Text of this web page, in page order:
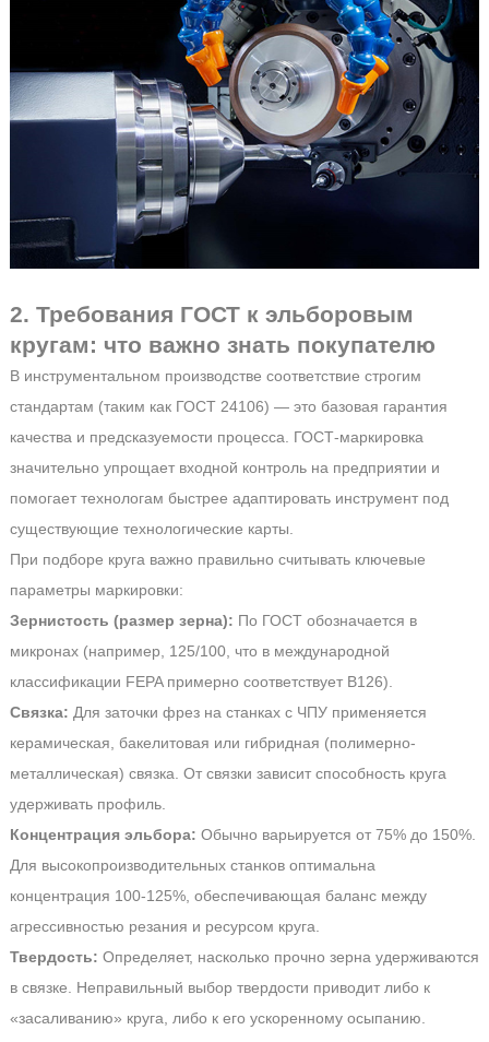
2. Требования ГОСТ к эльборовым
кругам: что важно знать покупателю
В инструментальном производстве соответствие строгим
стандартам (таким как ГОСТ 24106) — это базовая гарантия
качества и предсказуемости процесса. ГОСТ-маркировка
значительно упрощает входной контроль на предприятии и
помогает технологам быстрее адаптировать инструмент под
существующие технологические карты.
При подборе круга важно правильно считывать ключевые
параметры маркировки:
Зернистость (размер зерна): По ГОСТ обозначается в
микронах (например, 125/100, что в международной
классификации FEPA примерно соответствует B126).
Связка: Для заточки фрез на станках с ЧПУ применяется
керамическая, бакелитовая или гибридная (полимерно-
металлическая) связка. От связки зависит способность круга
удерживать профиль.
Концентрация эльбора: Обычно варьируется от 75% до 150%.
Для высокопроизводительных станков оптимальна
концентрация 100-125%, обеспечивающая баланс между
агрессивностью резания и ресурсом круга.
Твердость: Определяет, насколько прочно зерна удерживаются
в связке. Неправильный выбор твердости приводит либо к
«засаливанию» круга, либо к его ускоренному осыпанию.